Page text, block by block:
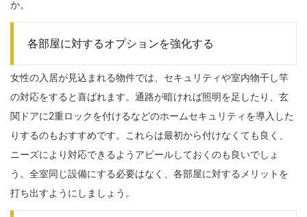
か。
各部屋に対するオプションを強化する
女性の入居が見込まれる物件では、セキュリティや室内物干し竿
の対応をすると喜ばれます。通路が暗ければ照明を足したり、玄
関ドアに2重ロックを付けるなどのホームセキュリティを導入した
りするのもおすすめです。これらは最初から付けなくても良く、
ニーズにより対応できるようアピールしておくのも良いでしょ
う。全室同じ設備にする必要はなく、各部屋に対するメリットを
打ち出すようにしましょう。